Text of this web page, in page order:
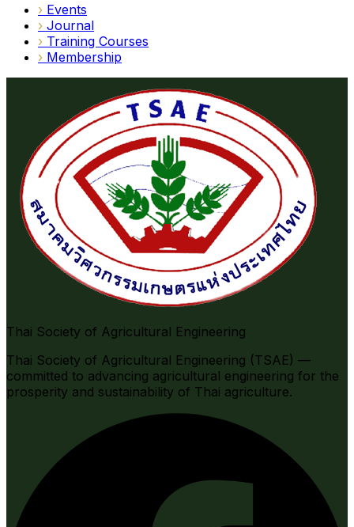
› Events
› Journal
› Training Courses
› Membership
Thai Society of Agricultural Engineering
Thai Society of Agricultural Engineering (TSAE) —
committed to advancing agricultural engineering for the
prosperity and sustainability of Thai agriculture.